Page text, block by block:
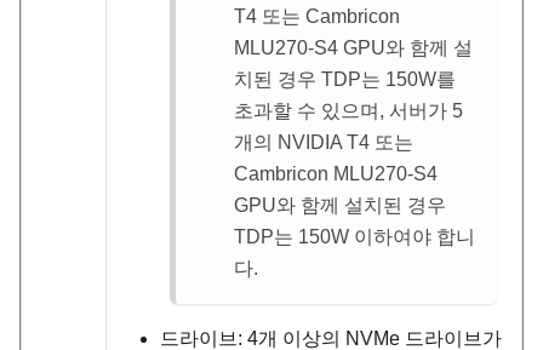
T4 또는 Cambricon
MLU270-S4 GPU와 함께 설
치된 경우 TDP는 150W를
초과할 수 있으며, 서버가 5
개의 NVIDIA T4 또는
Cambricon MLU270-S4
GPU와 함께 설치된 경우
TDP는 150W 이하여야 합니
다.
드라이브: 4개 이상의 NVMe 드라이브가